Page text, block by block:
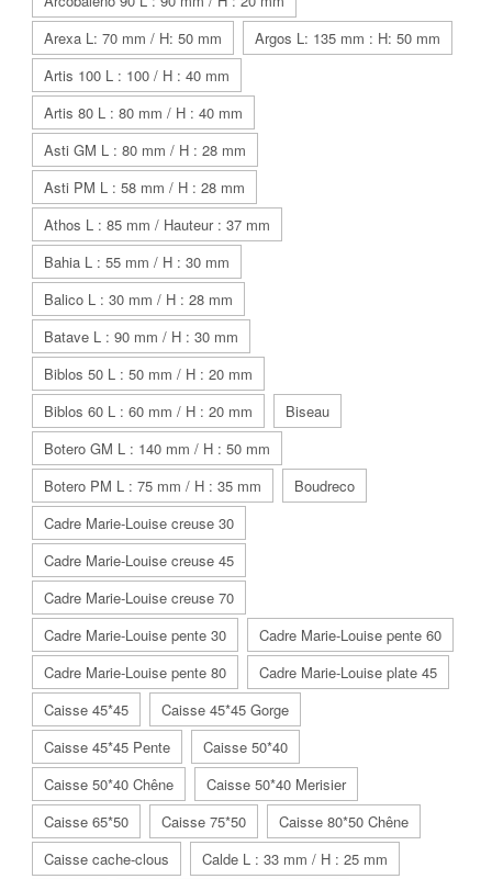
Arexa L: 70 mm / H: 50 mm
Argos L: 135 mm : H: 50 mm
Artis 100 L : 100 / H : 40 mm
Artis 80 L : 80 mm / H : 40 mm
Asti GM L : 80 mm / H : 28 mm
Asti PM L : 58 mm / H : 28 mm
Athos L : 85 mm / Hauteur : 37 mm
Bahia L : 55 mm / H : 30 mm
Balico L : 30 mm / H : 28 mm
Batave L : 90 mm / H : 30 mm
Biblos 50 L : 50 mm / H : 20 mm
Biblos 60 L : 60 mm / H : 20 mm
Biseau
Botero GM L : 140 mm / H : 50 mm
Botero PM L : 75 mm / H : 35 mm
Boudreco
Cadre Marie-Louise creuse 30
Cadre Marie-Louise creuse 45
Cadre Marie-Louise creuse 70
Cadre Marie-Louise pente 30
Cadre Marie-Louise pente 60
Cadre Marie-Louise pente 80
Cadre Marie-Louise plate 45
Caisse 45*45
Caisse 45*45 Gorge
Caisse 45*45 Pente
Caisse 50*40
Caisse 50*40 Chêne
Caisse 50*40 Merisier
Caisse 65*50
Caisse 75*50
Caisse 80*50 Chêne
Caisse cache-clous
Calde L : 33 mm / H : 25 mm